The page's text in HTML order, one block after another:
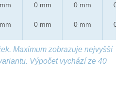
0 mm
0 mm
0 mm
0 mm
0 mm
0 mm
Maximum zobrazuje nejvyšší
Výpočet vychází ze 40